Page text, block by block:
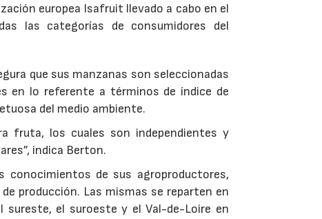
europea Isafruit llevado a cabo en el
las categorías de consumidores del
que sus manzanas son seleccionadas
en lo referente a términos de índice de
del medio ambiente.
fruta, los cuales son independientes y
indica Berton.
conocimientos de sus agroproductores,
producción. Las mismas se reparten en
el suroeste y el Val-de-Loire en